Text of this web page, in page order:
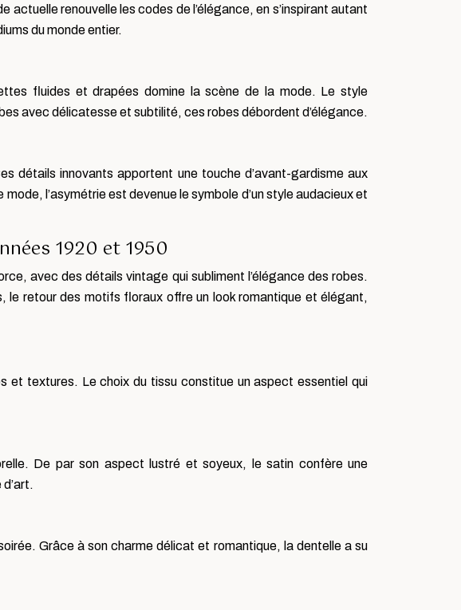
renouvelle les codes de l’élégance, en s’inspirant autant
du monde entier.
fluides et drapées domine la scène de la mode. Le style
avec délicatesse et subtilité, ces robes débordent d’élégance.
détails innovants apportent une touche d’avant-gardisme aux
l’asymétrie est devenue le symbole d’un style audacieux et
1920 et 1950
avec des détails vintage qui subliment l’élégance des robes.
le retour des motifs floraux offre un look romantique et élégant,
et textures. Le choix du tissu constitue un aspect essentiel qui
De par son aspect lustré et soyeux, le satin confère une
Grâce à son charme délicat et romantique, la dentelle a su